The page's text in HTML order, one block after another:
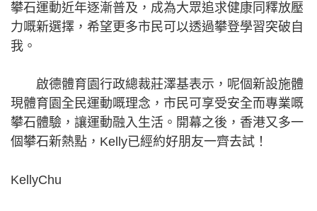
攀石運動近年逐漸普及，成為大眾追求健康同釋放壓
力嘅新選擇，希望更多市民可以透過攀登學習突破自
我。
啟德體育園行政總裁莊澤基表示，呢個新設施體
現體育園全民運動嘅理念，市民可享受安全而專業嘅
攀石體驗，讓運動融入生活。開幕之後，香港又多一
個攀石新熱點，Kelly已經約好朋友一齊去試！
KellyChu